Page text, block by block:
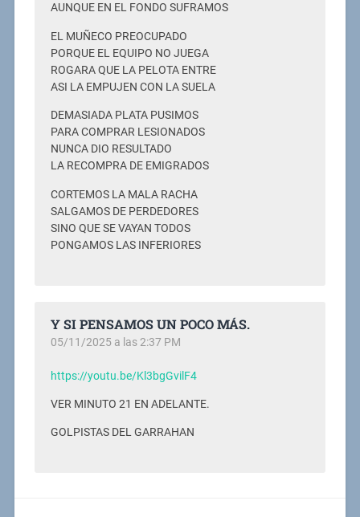
AUNQUE EN EL FONDO SUFRAMOS
EL MUÑECO PREOCUPADO
PORQUE EL EQUIPO NO JUEGA
ROGARA QUE LA PELOTA ENTRE
ASI LA EMPUJEN CON LA SUELA
DEMASIADA PLATA PUSIMOS
PARA COMPRAR LESIONADOS
NUNCA DIO RESULTADO
LA RECOMPRA DE EMIGRADOS
CORTEMOS LA MALA RACHA
SALGAMOS DE PERDEDORES
SINO QUE SE VAYAN TODOS
PONGAMOS LAS INFERIORES
Y SI PENSAMOS UN POCO MÁS.
05/11/2025 a las 2:37 PM
https://youtu.be/Kl3bgGvilF4
VER MINUTO 21 EN ADELANTE.
GOLPISTAS DEL GARRAHAN